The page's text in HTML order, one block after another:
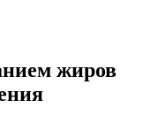
жиров